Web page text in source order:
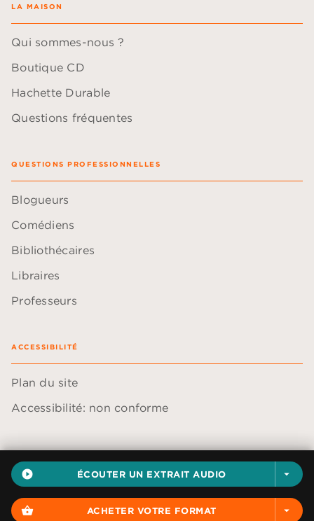
play_circle_filled ÉCOUTER UN EXTRAIT AUDIO arrow_drop_down
shopping_basket ACHETER VOTRE FORMAT arrow_drop_down
LA MAISON
Qui sommes-nous ?
Boutique CD
Hachette Durable
Questions fréquentes
QUESTIONS PROFESSIONNELLES
Blogueurs
Comédiens
Bibliothécaires
Libraires
Professeurs
ACCESSIBILITÉ
Plan du site
Accessibilité: non conforme
Données personnelles
Paramétrer vos cookies